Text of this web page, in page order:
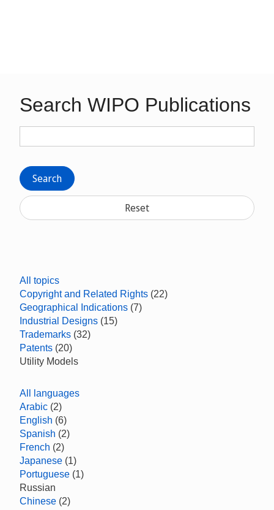
Search WIPO Publications
Search
Reset
All topics
Copyright and Related Rights (22)
Geographical Indications (7)
Industrial Designs (15)
Trademarks (32)
Patents (20)
Utility Models
All languages
Arabic (2)
English (6)
Spanish (2)
French (2)
Japanese (1)
Portuguese (1)
Russian
Chinese (2)